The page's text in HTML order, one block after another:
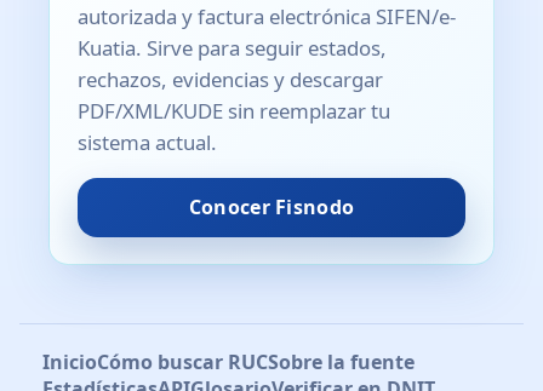
autorizada y factura electrónica SIFEN/e-
Kuatia. Sirve para seguir estados,
rechazos, evidencias y descargar
PDF/XML/KUDE sin reemplazar tu
sistema actual.
Conocer Fisnodo
InicioCómo buscar RUCSobre la fuente